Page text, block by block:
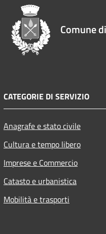
Comune
CATEGORIE DI SERVIZIO
Anagrafe e stato civile
Cultura e tempo libero
Imprese e Commercio
Catasto e urbanistica
Mobilità e trasporti